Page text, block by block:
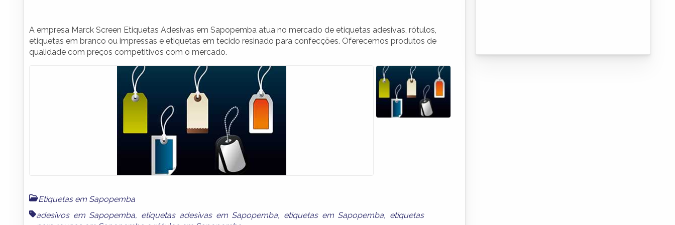
A empresa Marck Screen Etiquetas Adesivas em Sapopemba atua no mercado de etiquetas adesivas, rótulos,
etiquetas em branco ou impressas e etiquetas em tecido resinado para confecções. Oferecemos produtos de
qualidade com preços competitivos com o mercado.
Etiquetas em Sapopemba
adesivos em Sapopemba, etiquetas adesivas em Sapopemba, etiquetas em Sapopemba, etiquetas